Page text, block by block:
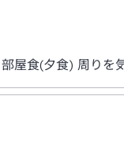
屋食(夕食) 周り